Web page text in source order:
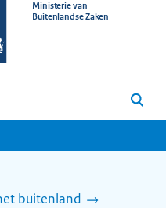
Ministerie van
Buitenlandse Zaken
Zoeken
buitenland